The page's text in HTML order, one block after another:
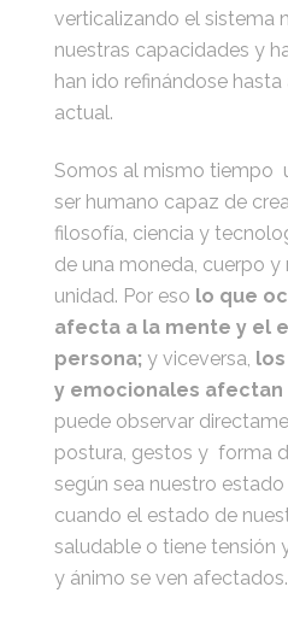
verticalizando el sistema
nuestras capacidades y
han ido refinándose
actual.
Somos al mismo tiempo
ser humano capaz de
filosofía, ciencia y
de una moneda, cuerpo
unidad. Por eso lo que
afecta a la mente y el
persona; y viceversa,
y emocionales afectan
puede observar
postura, gestos y forma
según sea nuestro
cuando el estado de
saludable o tiene tensión
y ánimo se ven afectados.